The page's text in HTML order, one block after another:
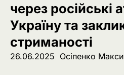
через російські
Україну та
стриманості
26.06.2025 Осіпенко